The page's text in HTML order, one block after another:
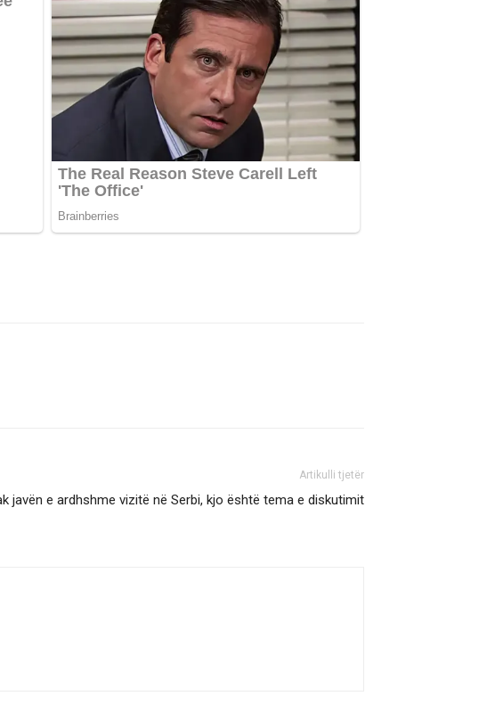
Artikulli tjetër
javën e ardhshme vizitë në Serbi, kjo është tema e diskutimit